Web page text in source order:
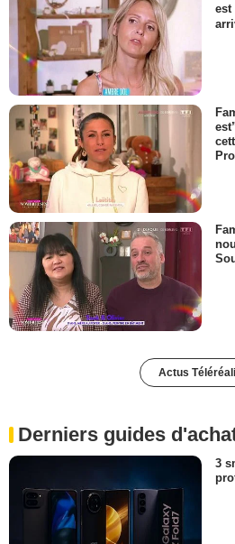
est
Actus
Derniers guides
3